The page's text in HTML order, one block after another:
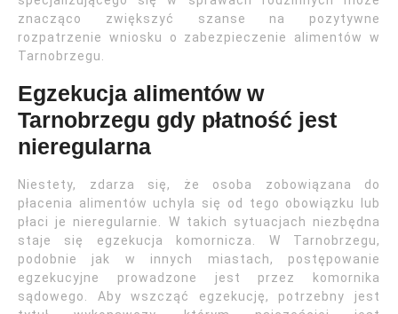
znacząco zwiększyć szanse na pozytywne
rozpatrzenie wniosku o zabezpieczenie alimentów w
Tarnobrzegu.
Egzekucja alimentów w
Tarnobrzegu gdy płatność jest
nieregularna
Niestety, zdarza się, że osoba zobowiązana do
płacenia alimentów uchyla się od tego obowiązku lub
płaci je nieregularnie. W takich sytuacjach niezbędna
staje się egzekucja komornicza. W Tarnobrzegu,
podobnie jak w innych miastach, postępowanie
egzekucyjne prowadzone jest przez komornika
sądowego. Aby wszcząć egzekucję, potrzebny jest